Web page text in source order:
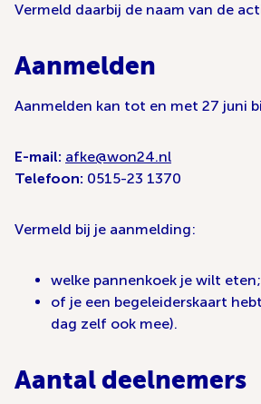
Vermeld daarbij de naam van de
Aanmelden
Aanmelden kan tot en met 27 juni
E-mail: afke@won24.nl
Telefoon: 0515-23 1370
Vermeld bij je aanmelding:
welke pannenkoek je wilt eten;
of je een begeleiderskaart
dag zelf ook mee).
Aantal deelnemers